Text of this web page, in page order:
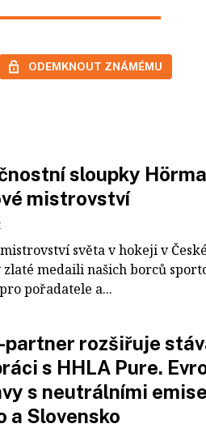
ODEMKNOUT ZNÁMÉMU
sloupky
mistrovství
světa v hokeji v
zlaté medaili našich borců
pořadatele a...
partner rozšiřuje
s HHLA Pure.
s neutrálními
a Slovensko